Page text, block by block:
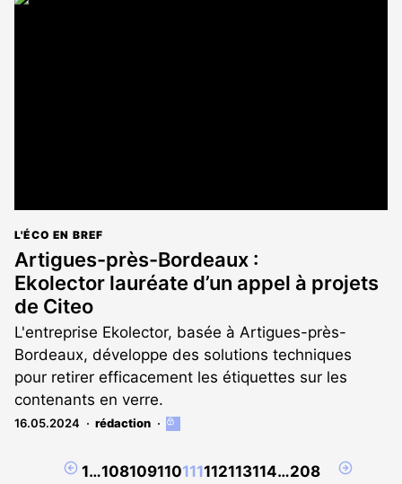
L'ÉCO EN BREF
Artigues-près-Bordeaux :
Ekolector lauréate d’un appel à projets
de Citeo
L'entreprise Ekolector, basée à Artigues-près-
Bordeaux, développe des solutions techniques
pour retirer efficacement les étiquettes sur les
contenants en verre.
16.05.2024 rédaction
Cet
réservé
Page
1…108109110111112113114…208
Page